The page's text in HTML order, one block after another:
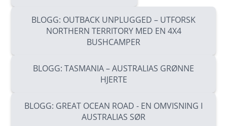
BLOGG: OUTBACK UNPLUGGED – UTFORSK
NORTHERN TERRITORY MED EN 4X4
BUSHCAMPER
BLOGG: TASMANIA – AUSTRALIAS GRØNNE
HJERTE
BLOGG: GREAT OCEAN ROAD - EN OMVISNING I
AUSTRALIAS SØR